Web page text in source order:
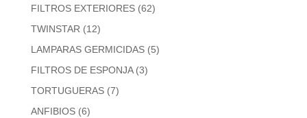
FILTROS EXTERIORES (62)
TWINSTAR (12)
LAMPARAS GERMICIDAS (5)
FILTROS DE ESPONJA (3)
TORTUGUERAS (7)
ANFIBIOS (6)